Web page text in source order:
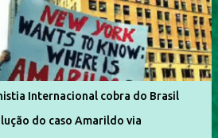
Internacional cobra do Brasil
do caso Amarildo via